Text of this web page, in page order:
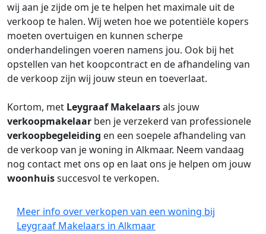
wij aan je zijde om je te helpen het maximale uit de
verkoop te halen. Wij weten hoe we potentiële kopers
moeten overtuigen en kunnen scherpe
onderhandelingen voeren namens jou. Ook bij het
opstellen van het koopcontract en de afhandeling van
de verkoop zijn wij jouw steun en toeverlaat.
Kortom, met Leygraaf Makelaarsals jouw
verkoopmakelaar ben je verzekerd van professionele
verkoopbegeleiding en een soepele afhandeling van
de verkoop van je woning in Alkmaar. Neem vandaag
nog contact met ons op en laat ons je helpen om jouw
woonhuissuccesvol te verkopen.
Meer info over verkopen van een woning bij
Leygraaf Makelaars in Alkmaar